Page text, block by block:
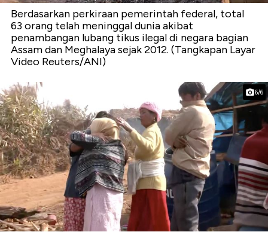
Berdasarkan perkiraan pemerintah federal, total
63 orang telah meninggal dunia akibat
penambangan lubang tikus ilegal di negara bagian
Assam dan Meghalaya sejak 2012. (Tangkapan Layar
Video Reuters/ANI)
6/6